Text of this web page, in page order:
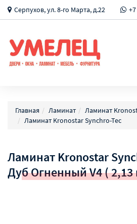
Серпухов, ул. 8-го Марта, д.22
Главная Ламинат
Ламинат
Ламинат Kronostar Synchro-Tec
Ламинат Kronostar
Дуб Огненный V4 ( 2,13